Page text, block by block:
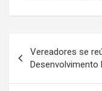
v
Vereadores se
Desenvolvimento